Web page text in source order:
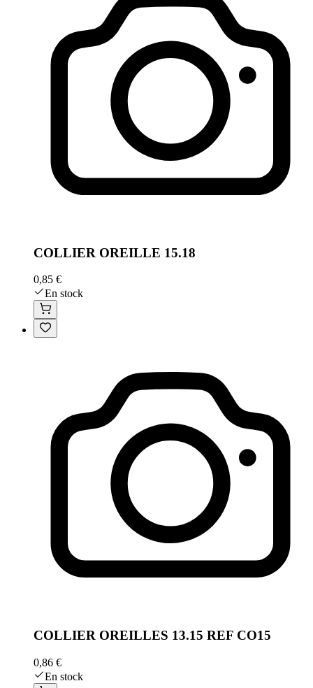
COLLIER OREILLE 15.18
0,85 €
En stock
COLLIER OREILLES 13.15 REF CO15
0,86 €
En stock